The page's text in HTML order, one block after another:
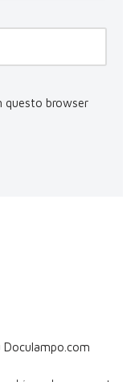
questo browser
Doculampo.com